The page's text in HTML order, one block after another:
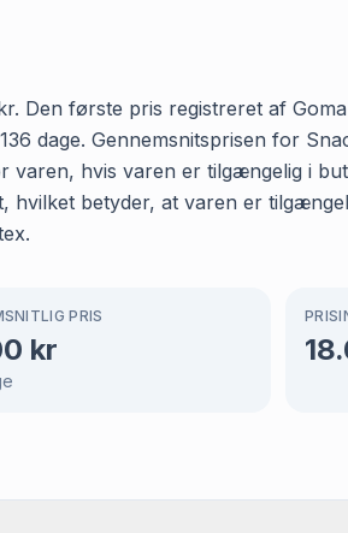
Den første pris registreret af
dage. Gennemsnitsprisen for
hvis varen er tilgængelig i
hvilket betyder, at varen er
PRIS
kr